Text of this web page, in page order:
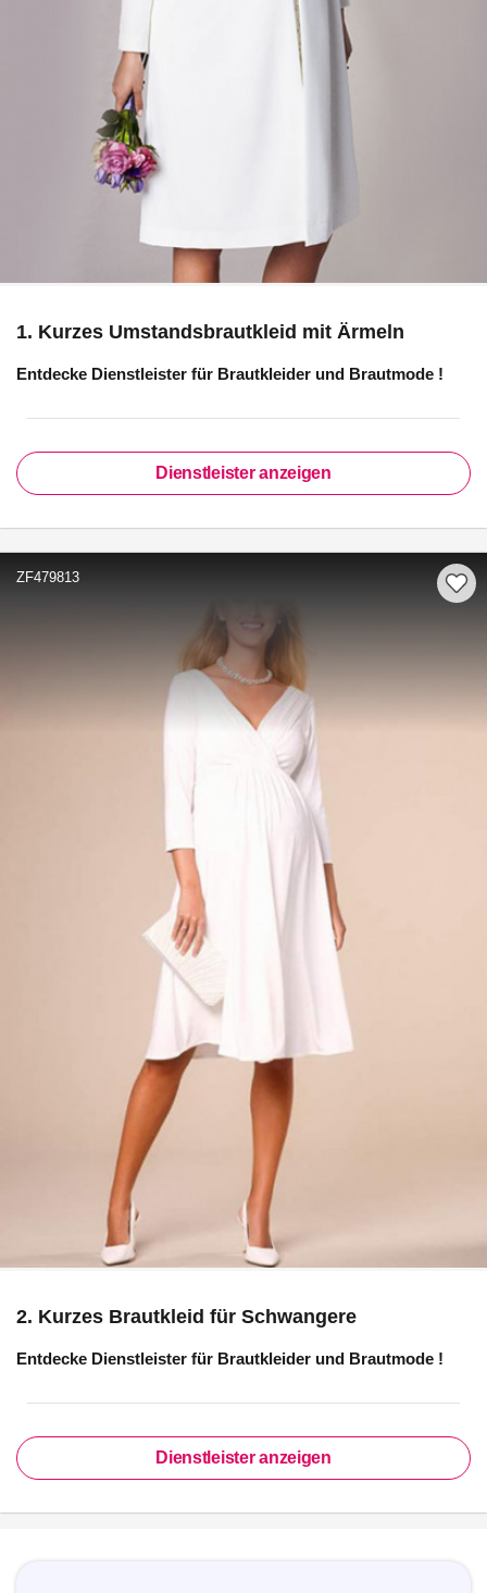
1. Kurzes Umstandsbrautkleid mit Ärmeln
Entdecke Dienstleister für Brautkleider und Brautmode !
Dienstleister anzeigen
ZF479813
2. Kurzes Brautkleid für Schwangere
Entdecke Dienstleister für Brautkleider und Brautmode !
Dienstleister anzeigen